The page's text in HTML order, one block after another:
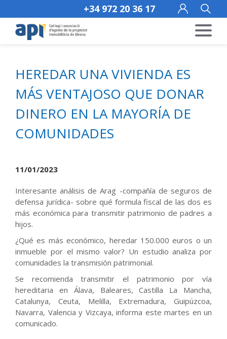
+34 972 20 36 17
HEREDAR UNA VIVIENDA ES
MÁS VENTAJOSO QUE DONAR
DINERO EN LA MAYORÍA DE
COMUNIDADES
11/01/2023
Interesante análisis de Arag -compañía de seguros de
defensa jurídica- sobre qué formula fiscal de las dos es
más económica para transmitir patrimonio de padres a
hijos.
¿Qué es más económico, heredar 150.000 euros o un
inmueble por el mismo valor? Un estudio analiza por
comunidades la transmisión patrimonial.
Se recomienda transmitir el patrimonio por vía
hereditaria en Álava, Baleares, Castilla La Mancha,
Catalunya, Ceuta, Melilla, Extremadura, Guipúzcoa,
Navarra, Valencia y Vizcaya, informa este martes en un
comunicado.